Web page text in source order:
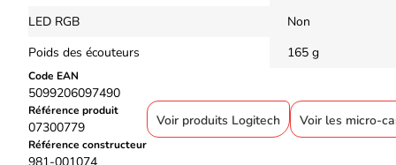
LED RGB
Non
Poids des écouteurs
165 g
Code EAN
5099206097490
Référence produit
07300779
Référence constructeur
981-001074
Voir produits Logitech Voir les micro-